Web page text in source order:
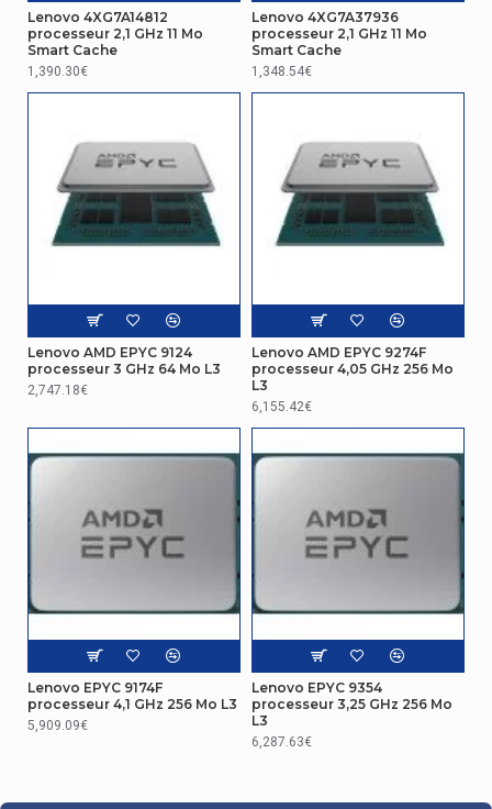
Modèle d'adaptateur graphique discrêt Indisponible
Lenovo 4XG7A14812
processeur 2,1 GHz 11 Mo
Smart Cache
1,390.30€
Lenovo 4XG7A37936
processeur 2,1 GHz 11 Mo
Smart Cache
1,348.54€
Lenovo AMD EPYC 9124
processeur 3 GHz 64 Mo L3
2,747.18€
Lenovo AMD EPYC 9274F
processeur 4,05 GHz 256 Mo
L3
6,155.42€
Lenovo EPYC 9174F
processeur 4,1 GHz 256 Mo L3
5,909.09€
Lenovo EPYC 9354
processeur 3,25 GHz 256 Mo
L3
6,287.63€